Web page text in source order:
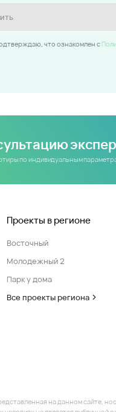
что ознакомлен c
по индивидуальным
Проекты в регионе
Восточный
Молодежный 2
Парк у дома
Все проекты региона
на данном сайте,